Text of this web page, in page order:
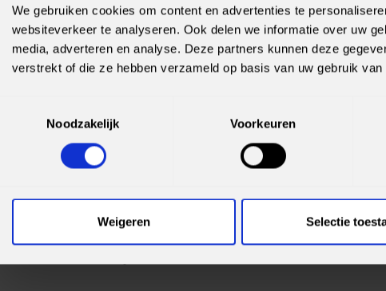
We gebruiken cookies om content en advertenties te
websiteverkeer te analyseren. Ook delen we informatie over uw
media, adverteren en analyse. Deze partners kunnen deze
verstrekt of die ze hebben verzameld op basis van uw gebruik
Noodzakelijk
Voorkeuren
Weigeren Selectie
SLTN levert aan klanten in zowel het MKB+-segment als
alleen actief vanuit Nederland maar leveren en begeleiden
Future-proof IT.
Een Talent Manager die je meeneemt door een mooi
Een salaris van €2.500 bruto.
Na het traineeship een vaste baan als Lowcode Developer